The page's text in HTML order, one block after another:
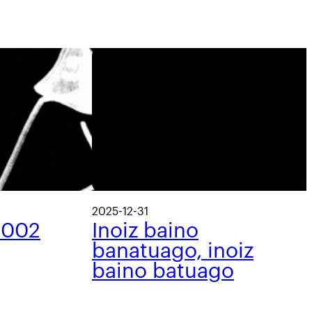
002
2025-12-31
Inoiz baino
banatuago, inoiz
baino batuago